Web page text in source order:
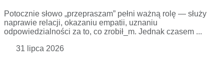
Potocznie słowo „przepraszam” pełni ważną rolę — służy
naprawie relacji, okazaniu empatii, uznaniu
odpowiedzialności za to, co zrobił_m. Jednak czasem ...
31 lipca 2026